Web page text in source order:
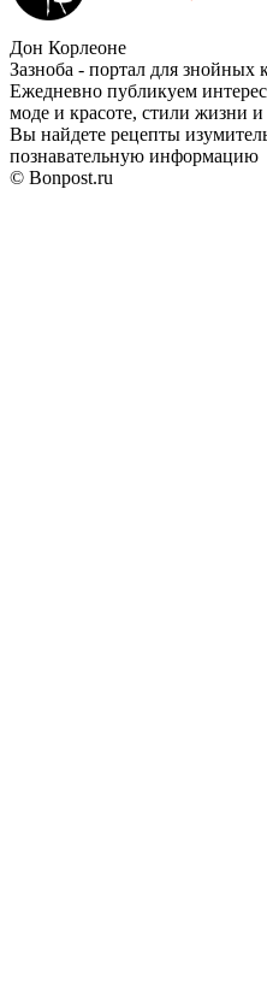
Дон Корлеоне
Зазноба - портал для знойных
Ежедневно публикуем
моде и красоте, стили жизни
Вы найдете рецепты
познавательную информацию
© Bonpost.ru